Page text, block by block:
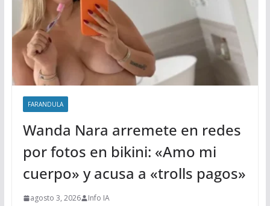
FARANDULA
Wanda Nara arremete en redes
por fotos en bikini: «Amo mi
cuerpo» y acusa a «trolls pagos»
agosto 3, 2026 Info IA